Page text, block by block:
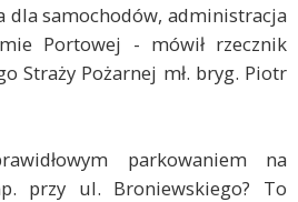
dla samochodów, administracja
Portowej - mówił rzecznik
Straży Pożarnej mł. bryg. Piotr
parkowaniem na
przy ul. Broniewskiego? To